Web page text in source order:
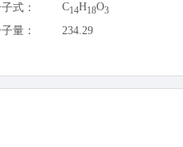
式：
C14H18O3
量： 234.29